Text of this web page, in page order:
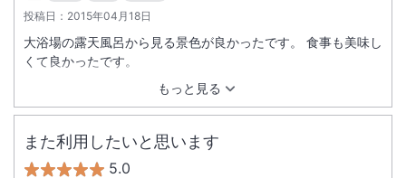
投稿日： 2015年04月18日
もっと見る
大浴場の露天風呂から見る景色が良かったです。 食事も美味し
くて良かったです。
また利用したいと思います
5.0